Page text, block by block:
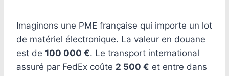
Imaginons une PME française qui importe un lot
de matériel électronique. La valeur en douane
est de 100 000 €. Le transport international
assuré par FedEx coûte 2 500 € et entre dans